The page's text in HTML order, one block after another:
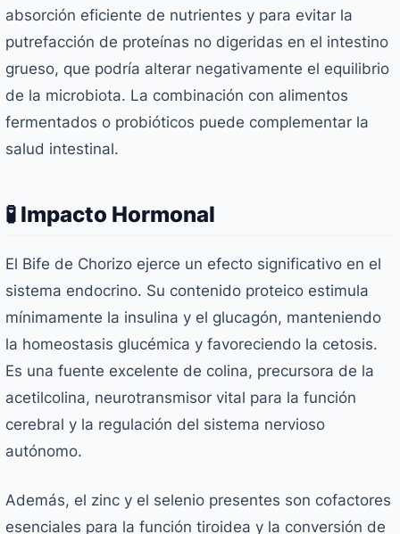
absorción eficiente de nutrientes y para evitar la
putrefacción de proteínas no digeridas en el intestino
grueso, que podría alterar negativamente el equilibrio
de la microbiota. La combinación con alimentos
fermentados o probióticos puede complementar la
salud intestinal.
🧪 Impacto Hormonal
El Bife de Chorizo ejerce un efecto significativo en el
sistema endocrino. Su contenido proteico estimula
mínimamente la insulina y el glucagón, manteniendo
la homeostasis glucémica y favoreciendo la cetosis.
Es una fuente excelente de colina, precursora de la
acetilcolina, neurotransmisor vital para la función
cerebral y la regulación del sistema nervioso
autónomo.
Además, el zinc y el selenio presentes son cofactores
esenciales para la función tiroidea y la conversión de